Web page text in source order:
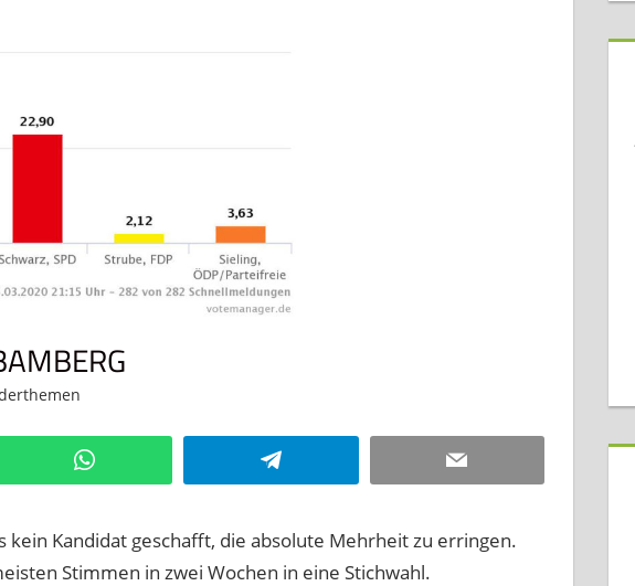
WhatsApp Telegram Email
kein Kandidat geschafft, die absolute Mehrheit zu erringen.
Stimmen in zwei Wochen in eine Stichwahl.